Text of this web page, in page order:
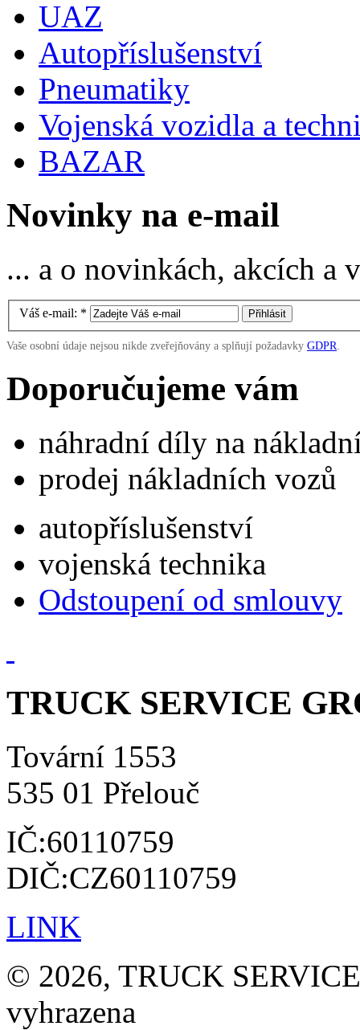
UAZ
Autopříslušenství
Pneumatiky
Vojenská vozidla a
BAZAR
Novinky na e-mail
... a o novinkách, akcích
Váš e-mail: *
Vaše osobní údaje nejsou nikde zveřejňovány a splňují požadavky GDPR.
Doporučujeme vám
náhradní díly na
prodej nákladních vozů
autopříslušenství
vojenská technika
Odstoupení od smlouvy
TRUCK SERVICE
Tovární 1553
535 01 Přelouč
IČ:60110759
DIČ:CZ60110759
LINK
© 2026, TRUCK
vyhrazena